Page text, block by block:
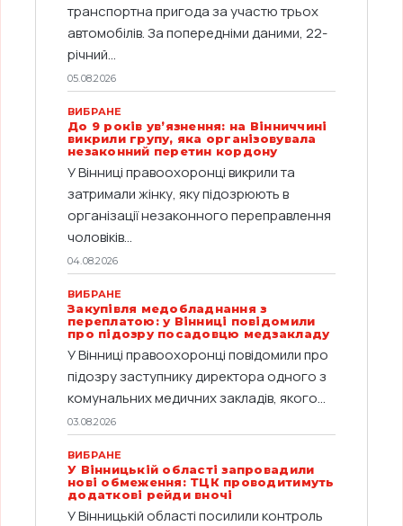
транспортна пригода за участю трьох
автомобілів. За попередніми даними, 22-
річний...
05.08.2026
ВИБРАНЕ
До 9 років ув’язнення: на Вінниччині
викрили групу, яка організовувала
незаконний перетин кордону
У Вінниці правоохоронці викрили та
затримали жінку, яку підозрюють в
організації незаконного переправлення
чоловіків...
04.08.2026
ВИБРАНЕ
Закупівля медобладнання з
переплатою: у Вінниці повідомили
про підозру посадовцю медзакладу
У Вінниці правоохоронці повідомили про
підозру заступнику директора одного з
комунальних медичних закладів, якого...
03.08.2026
ВИБРАНЕ
У Вінницькій області запровадили
нові обмеження: ТЦК проводитимуть
додаткові рейди вночі
У Вінницькій області посилили контроль